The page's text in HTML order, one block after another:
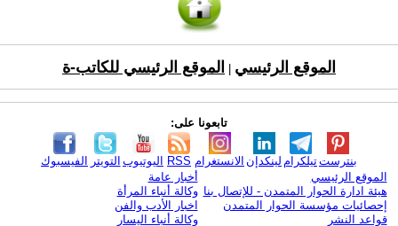
الموقع الرئيسي الموقع الرئيسي للكاتب-ة
تابعونا على:
الفيسبوك التويتر اليوتيوب RSS الانستغرام لينكدإن تيلكرامبنترست
الموقع الرئيسي
هيئة ادارة الحوار المتمدن - للإتصال بنا
إحصائيات مؤسسة الحوار المتمدن
قواعد النشر
أخبار عامة
وكالة أنباء المرأة
اخبار الأدب والفن
وكالة أنباء اليسار